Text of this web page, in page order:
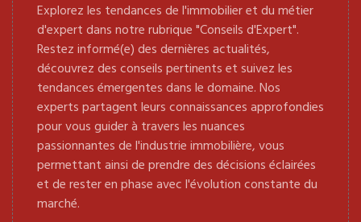
Explorez les tendances de l'immobilier et du métier
d'expert dans notre rubrique "Conseils d'Expert".
Restez informé(e) des dernières actualités,
découvrez des conseils pertinents et suivez les
tendances émergentes dans le domaine. Nos
experts partagent leurs connaissances approfondies
pour vous guider à travers les nuances
passionnantes de l'industrie immobilière, vous
permettant ainsi de prendre des décisions éclairées
et de rester en phase avec l'évolution constante du
marché.